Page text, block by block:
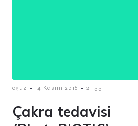
oguz - 14 Kasım 2016 - 21:55
Çakra tedavisi